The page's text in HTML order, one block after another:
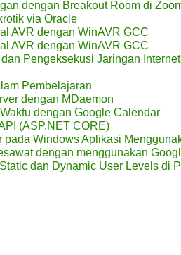
dengan Breakout Room di
via Oracle
AVR dengan WinAVR GCC
AVR dengan WinAVR GCC
Pengeksekusi Jaringan
Pembelajaran
dengan MDaemon
dengan Google Calendar
(ASP.NET CORE)
pada Windows Aplikasi
dengan menggunakan
dan Dynamic User Levels di